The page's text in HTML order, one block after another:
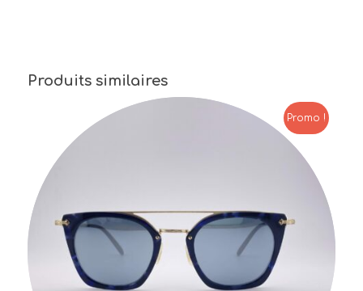
Produits similaires
Promo !